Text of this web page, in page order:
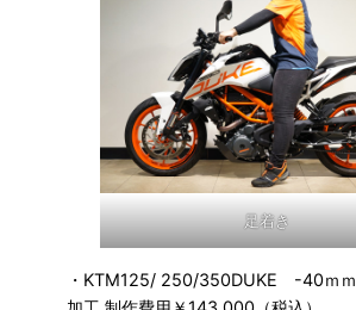
足着き
・KTM125/ 250/350DUKE -40ｍｍ